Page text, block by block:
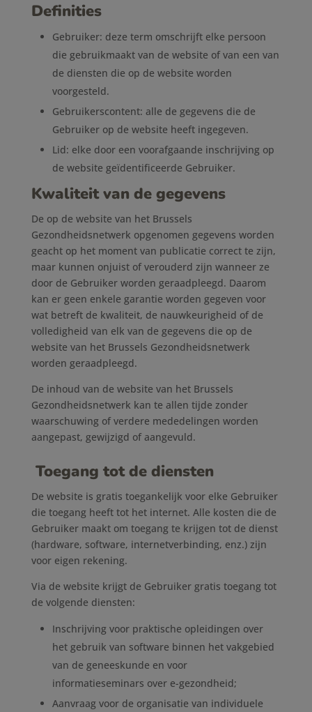
Definities
Gebruiker: deze term omschrijft elke persoon
die gebruikmaakt van de website of van een van
de diensten die op de website worden
voorgesteld.
Gebruikerscontent: alle de gegevens die de
Gebruiker op de website heeft ingegeven.
Lid: elke door een voorafgaande inschrijving op
de website geïdentificeerde Gebruiker.
Kwaliteit van de gegevens
De op de website van het Brussels
Gezondheidsnetwerk opgenomen gegevens worden
geacht op het moment van publicatie correct te zijn,
maar kunnen onjuist of verouderd zijn wanneer ze
door de Gebruiker worden geraadpleegd. Daarom
kan er geen enkele garantie worden gegeven voor
wat betreft de kwaliteit, de nauwkeurigheid of de
volledigheid van elk van de gegevens die op de
website van het Brussels Gezondheidsnetwerk
worden geraadpleegd.
De inhoud van de website van het Brussels
Gezondheidsnetwerk kan te allen tijde zonder
waarschuwing of verdere mededelingen worden
aangepast, gewijzigd of aangevuld.
Toegang tot de diensten
De website is gratis toegankelijk voor elke Gebruiker
die toegang heeft tot het internet. Alle kosten die de
Gebruiker maakt om toegang te krijgen tot de dienst
(hardware, software, internetverbinding, enz.) zijn
voor eigen rekening.
Via de website krijgt de Gebruiker gratis toegang tot
de volgende diensten:
Inschrijving voor praktische opleidingen over
het gebruik van software binnen het vakgebied
van de geneeskunde en voor
informatieseminars over e-gezondheid;
Aanvraag voor de organisatie van individuele